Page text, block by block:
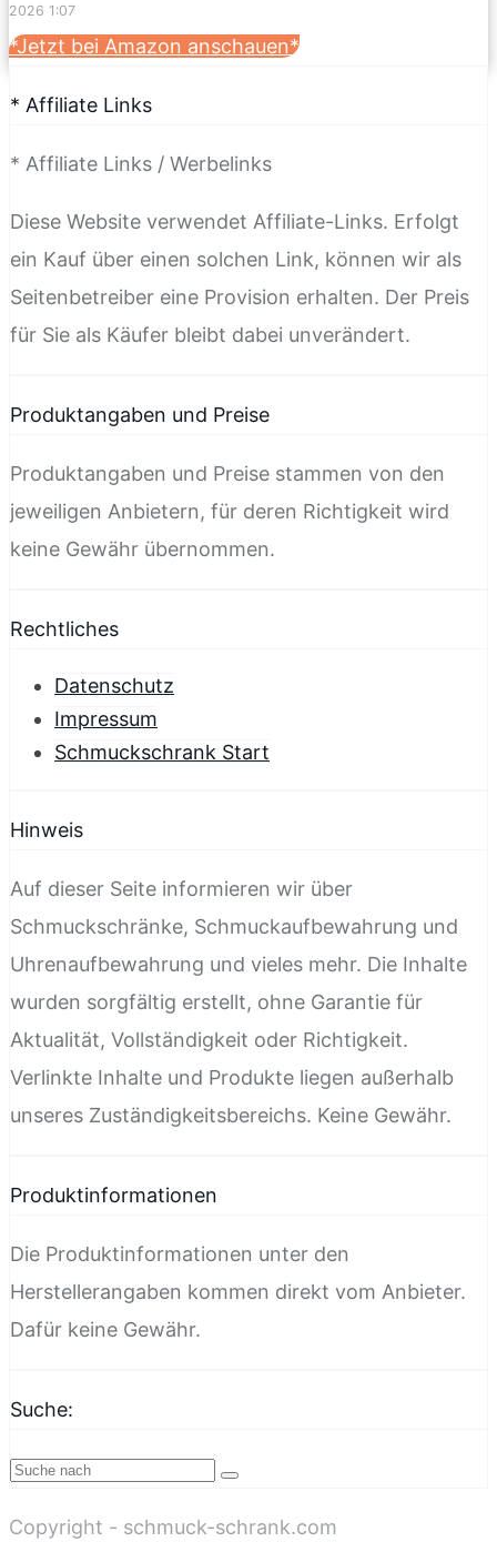
2026 1:07
*Jetzt bei Amazon anschauen*
* Affiliate Links
* Affiliate Links / Werbelinks
Diese Website verwendet Affiliate-Links. Erfolgt
ein Kauf über einen solchen Link, können wir als
Seitenbetreiber eine Provision erhalten. Der Preis
für Sie als Käufer bleibt dabei unverändert.
Produktangaben und Preise
Produktangaben und Preise stammen von den
jeweiligen Anbietern, für deren Richtigkeit wird
keine Gewähr übernommen.
Rechtliches
Datenschutz
Impressum
Schmuckschrank Start
Hinweis
Auf dieser Seite informieren wir über
Schmuckschränke, Schmuckaufbewahrung und
Uhrenaufbewahrung und vieles mehr. Die Inhalte
wurden sorgfältig erstellt, ohne Garantie für
Aktualität, Vollständigkeit oder Richtigkeit.
Verlinkte Inhalte und Produkte liegen außerhalb
unseres Zuständigkeitsbereichs. Keine Gewähr.
Produktinformationen
Die Produktinformationen unter den
Herstellerangaben kommen direkt vom Anbieter.
Dafür keine Gewähr.
Suche:
Copyright - schmuck-schrank.com